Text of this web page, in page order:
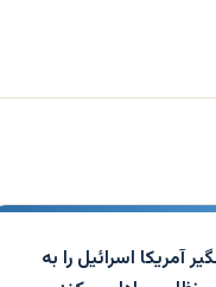
آمریکا اسرائیل را به